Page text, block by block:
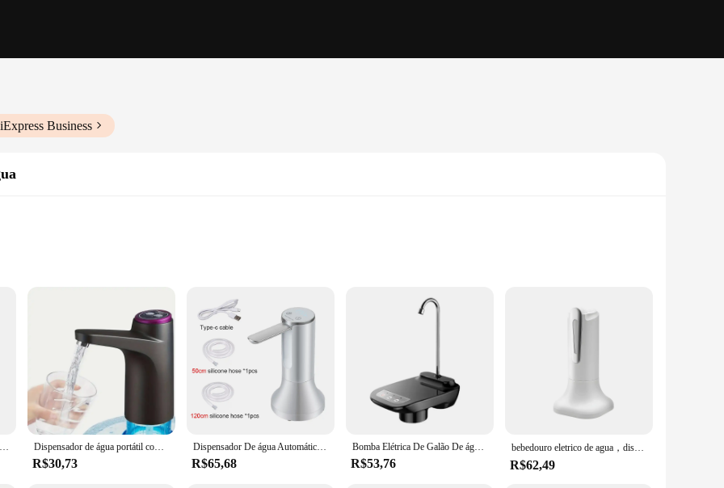
Business
to enhance the efficiency of water distribution in various settings. Whether you're a farmer looking to manage your irrigation system or
water distributor is the perfect solution. Its compact design and user-friendly interface make it an ideal addition to any setup,
immediate installation. The included parts and accessories are designed to work seamlessly with the device, ensuring a hassle-free setup
is built to last, resisting wear and tear over time. Its maintenance requirements are minimal, allowing you to focus on more
water distribution system.
partner for various water distribution scenarios. Its high-efficiency flow control mechanism ensures that water is distributed evenly and
Bomba de água Hipicok-garrafa, dispensadora de água usb, automática, eléctrica, para beber, 19 litros Dispensador de água portátil com carregamento USB, bomba elétrica automática, adequado para Home Office e uso ao ar livre, 5 galões
R$30,73
Dispensador De água Automático Elétrico, Bomba De Garrafa De Água Recarregável, Bomba De Garrafa De Água De Mesa, 19 Litros, H3
R$65,68
Bomba Elétrica De Galão De água Distribuidor Automático De Garrafa De água Distribuidor De Bomba De água Recarregável Com Distribuidor De água Do Suporte
R$53,76
bebedouro eletrico de agua，dispensador de água，bomba de agua eletrica,water dispenser,filtro de agua portatil,do brasil
R$62,49